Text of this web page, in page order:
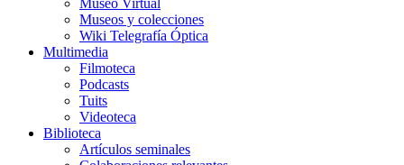
Museo Virtual
Museos y colecciones
Wiki Telegrafía Óptica
Multimedia
Filmoteca
Podcasts
Tuits
Videoteca
Biblioteca
Artículos seminales